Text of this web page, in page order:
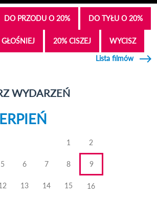
DO PRZODU O 20% DO TYŁU O 20%
20% CISZEJ
WYCISZ
Lista filmów
WYDARZEŃ
do
1 2
5 6 7 8 9
13 14 15 16